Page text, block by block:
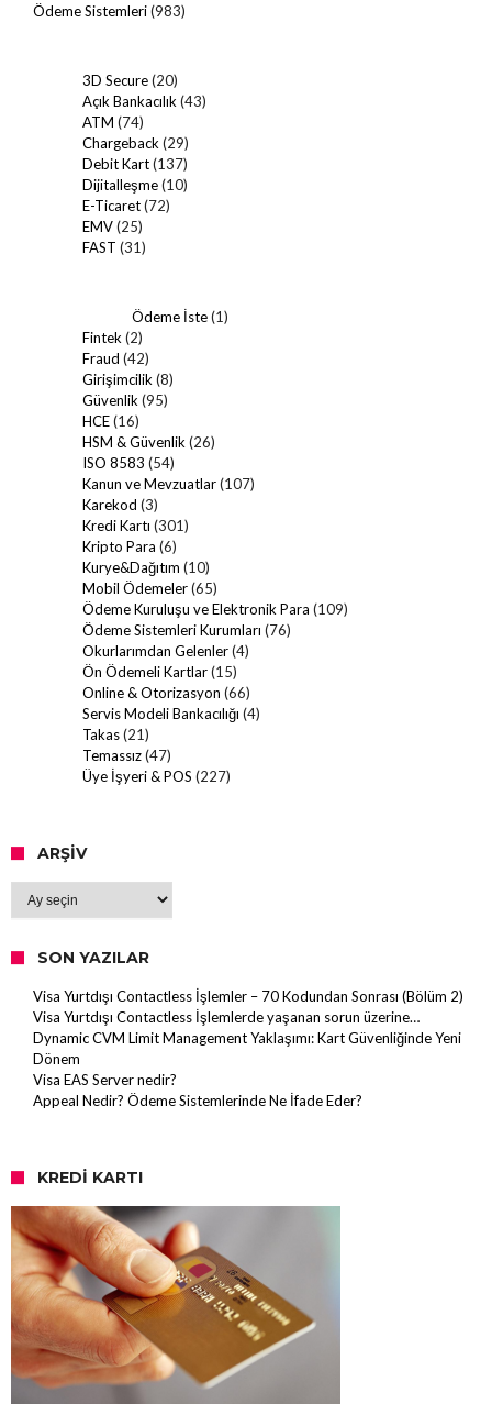
Ödeme Sistemleri(983)
3D Secure(20)
Açık Bankacılık (43)
ATM (74)
Chargeback (29)
Debit Kart(137)
Dijitalleşme(10)
E-Ticaret(72)
EMV(25)
FAST (31)
Ödeme İste(1)
Fintek (2)
Fraud (42)
Girişimcilik (8)
Güvenlik (95)
HCE(16)
HSM & Güvenlik (26)
ISO 8583 (54)
Kanun ve Mevzuatlar(107)
Karekod (3)
Kredi Kartı (301)
Kripto Para (6)
Kurye&Dağıtım (10)
Mobil Ödemeler(65)
Ödeme Kuruluşu ve Elektronik Para (109)
Ödeme Sistemleri Kurumları (76)
Okurlarımdan Gelenler(4)
Ön Ödemeli Kartlar(15)
Online & Otorizasyon (66)
Servis Modeli Bankacılığı (4)
Takas(21)
Temassız(47)
Üye İşyeri & POS (227)
ARŞIV
SON YAZILAR
Visa Yurtdışı Contactless İşlemler – 70 Kodundan Sonrası (Bölüm 2)
Visa Yurtdışı Contactless İşlemlerde yaşanan sorun üzerine…
Dynamic CVM Limit Management Yaklaşımı: Kart Güvenliğinde Yeni
Dönem
Visa EAS Server nedir?
Appeal Nedir? Ödeme Sistemlerinde Ne İfade Eder?
KREDI KARTI